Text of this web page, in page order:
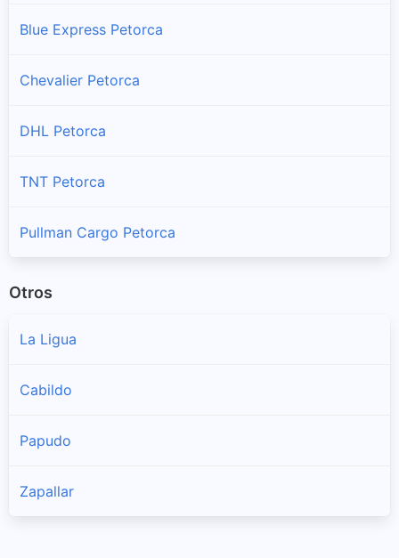
Blue Express Petorca
Chevalier Petorca
DHL Petorca
TNT Petorca
Pullman Cargo Petorca
Otros
La Ligua
Cabildo
Papudo
Zapallar